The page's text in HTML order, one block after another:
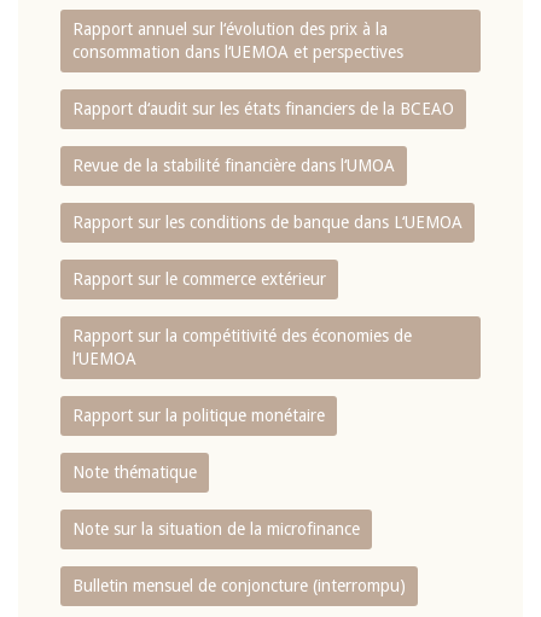
Rapport annuel sur l‘évolution des prix à la
consommation dans l‘UEMOA et perspectives
Rapport d‘audit sur les états financiers de la BCEAO
Revue de la stabilité financière dans l‘UMOA
Rapport sur les conditions de banque dans L‘UEMOA
Rapport sur le commerce extérieur
Rapport sur la compétitivité des économies de
l‘UEMOA
Rapport sur la politique monétaire
Note thématique
Note sur la situation de la microfinance
Bulletin mensuel de conjoncture (interrompu)